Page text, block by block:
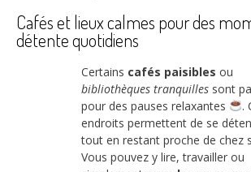
Cafés et lieux calmes pour des
détente quotidiens
Certains cafés paisibles ou
bibliothèques tranquilles sont
pour des pauses relaxantes
.
endroits permettent de se
tout en restant proche de chez
Vous pouvez y lire, travailler ou